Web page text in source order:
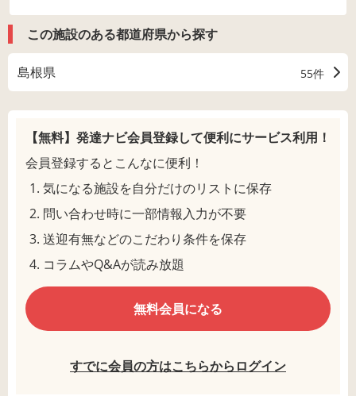
この施設のある都道府県から探す
島根県 55件
【無料】発達ナビ会員登録して便利にサービス利用！
会員登録するとこんなに便利！
気になる施設を自分だけのリストに保存
問い合わせ時に一部情報入力が不要
送迎有無などのこだわり条件を保存
コラムやQ&Aが読み放題
無料会員になる
すでに会員の方はこちらからログイン